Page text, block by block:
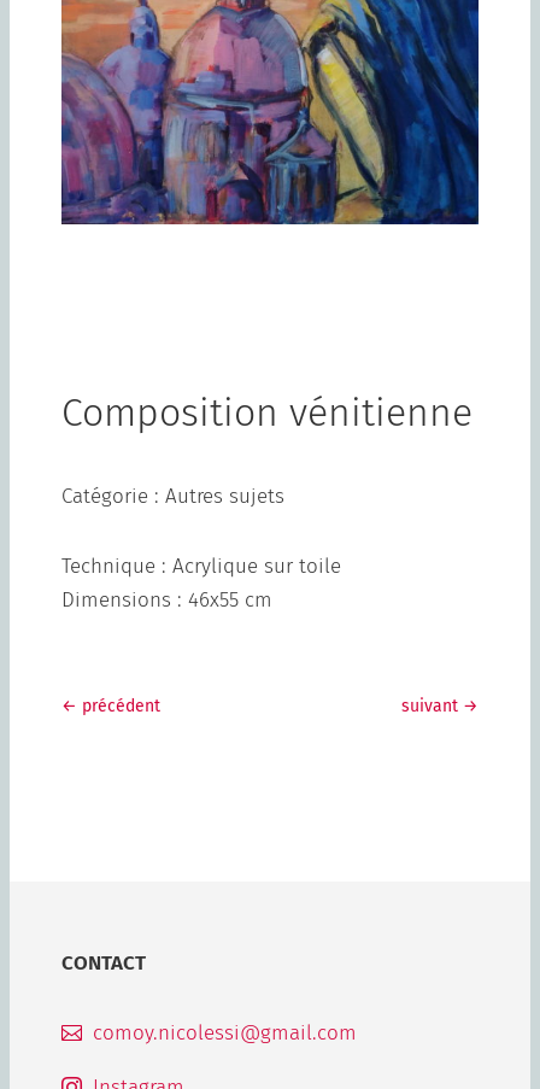
Composition vénitienne
Catégorie : Autres sujets
Technique : Acrylique sur toile
Dimensions : 46x55 cm
← précédent suivant→
CONTACT
 comoy.nicolessi@gmail.com